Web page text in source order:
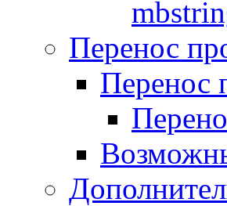
Перенос
Перенос